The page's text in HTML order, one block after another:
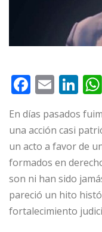
F
a
c
e
b
o
o
k
E
m
ai
l
Li
n
k
e
dI
n
En días pasados
una acción casi
un acto a favor de
formados en
son ni han sido
pareció un hito
fortalecimiento